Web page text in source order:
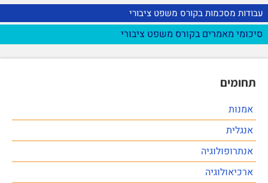
עבודות מסכמות בקורס משפט ציבורי
סיכומי מאמרים בקורס משפט ציבורי
תחומים
אמנות
אנגלית
אנתרופולוגיה
ארכיאולוגיה